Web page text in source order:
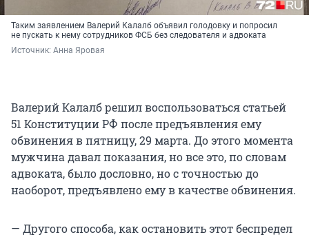
Таким заявлением Валерий Калалб объявил голодовку и попросил
не пускать к нему сотрудников ФСБ без следователя и адвоката
Источник: Анна Яровая
Валерий Калалб решил воспользоваться статьей
51 Конституции РФ после предъявления ему
обвинения в пятницу, 29 марта. До этого момента
мужчина давал показания, но все это, по словам
адвоката, было дословно, но с точностью до
наоборот, предъявлено ему в качестве обвинения.
— Другого способа, как остановить этот беспредел